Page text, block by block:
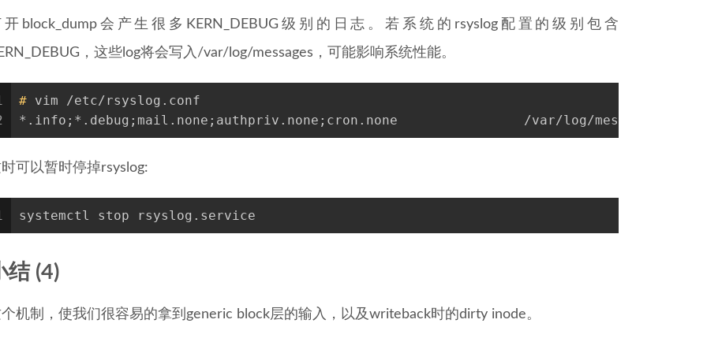
开block_dump会产生很多KERN_DEBUG级别的日志。若系统的rsyslog配置的级别包含
，这些log将会写入/var/log/messages，可能影响系统性能。
# vim /etc/rsyslog.conf
*.info;*.debug;mail.none;authpriv.none;cron.none                /var/log/messages
可以暂时停掉rsyslog:
systemctl stop rsyslog.service
结 (4)
机制，使我们很容易的拿到generic block层的输入，以及writeback时的dirty inode。